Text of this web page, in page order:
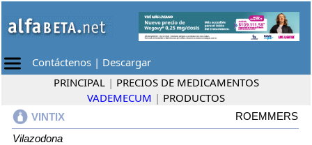
Contáctenos | Descargar
PRINCIPAL | PRECIOS DE MEDICAMENTOS
VADEMECUM | PRODUCTOS
VINTIX
ROEMMERS
Vilazodona